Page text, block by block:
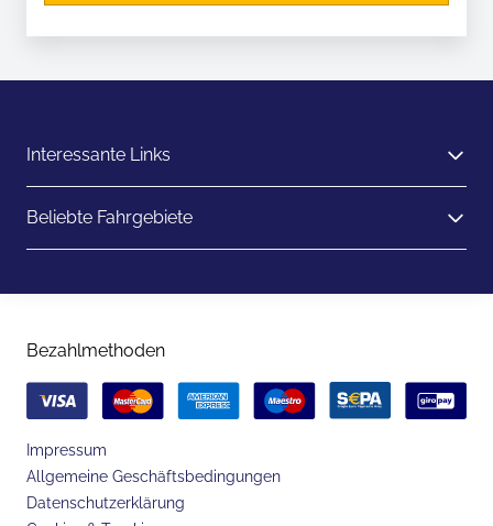
Interessante Links
Beliebte Fahrgebiete
Bezahlmethoden
Impressum
Allgemeine Geschäftsbedingungen
Datenschutzerklärung